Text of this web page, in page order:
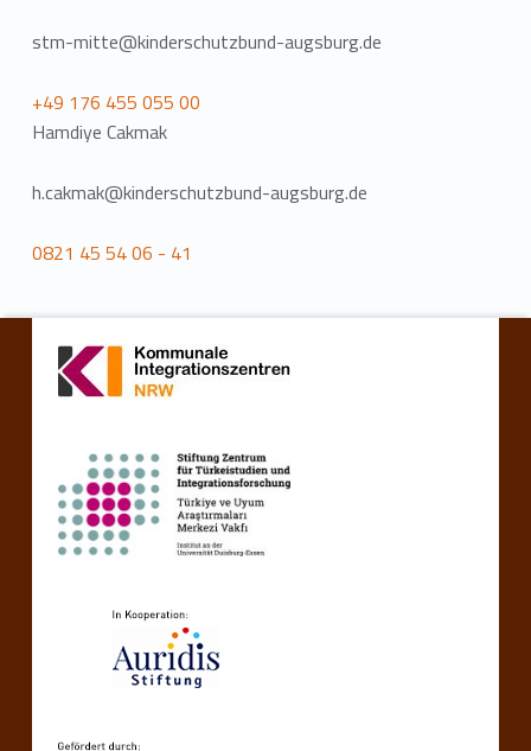
stm-mitte@kinderschutzbund-augsburg.de
+49 176 455 055 00
Hamdiye Cakmak
h.cakmak@kinderschutzbund-augsburg.de
0821 45 54 06 - 41